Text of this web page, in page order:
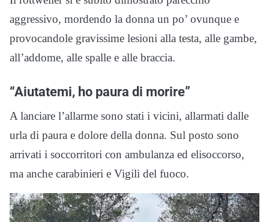
aggressivo, mordendo la donna un po’ ovunque e
provocandole gravissime lesioni alla testa, alle gambe,
all’addome, alle spalle e alle braccia.
“Aiutatemi, ho paura di morire”
A lanciare l’allarme sono stati i vicini, allarmati dalle
urla di paura e dolore della donna. Sul posto sono
arrivati i soccorritori con ambulanza ed elisoccorso,
ma anche carabinieri e Vigili del fuoco.